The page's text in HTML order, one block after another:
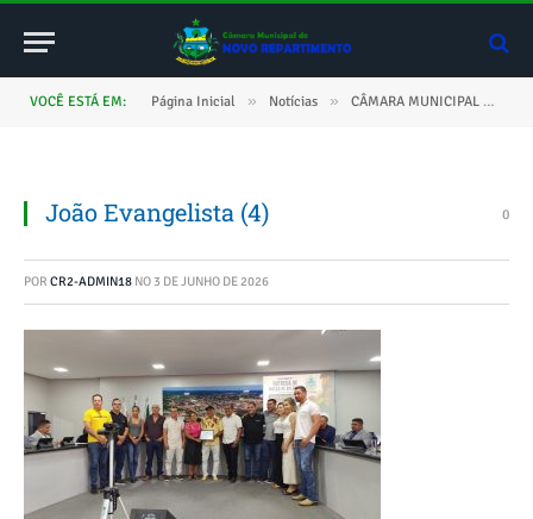
VOCÊ ESTÁ EM: Página Inicial » Notícias » CÂMARA MUNICIPAL HOMENAGEIA PRODUTOR JOÃO EVANGELISTA LIMA E CELEBRA O CACAU DE NOVO REPARTIMENTO – PARÁ
João Evangelista (4) 0
POR CR2-ADMIN18 NO 3 DE JUNHO DE 2026